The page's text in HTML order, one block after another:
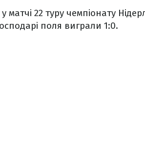
22 туру чемпіонату
поля виграли 1:0.